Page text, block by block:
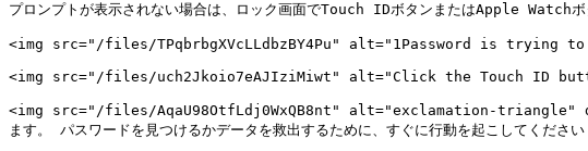
プロンプトが表示されない場合は、ロック画面でTouch IDボタンまたはApple Watchボ
<img src="/files/TPqbrbgXVcLLdbzBY4Pu" alt="1Password is trying
<img src="/files/uch2Jkoio7eAJIziMiwt" alt="Click the Touch ID
<img src="/files/AqaU98OtfLdj0WxQB8nt" alt="exclamation-triangle" data-
ます。 パスワードを見つけるかデータを救出するために、すぐに行動を起こしてください